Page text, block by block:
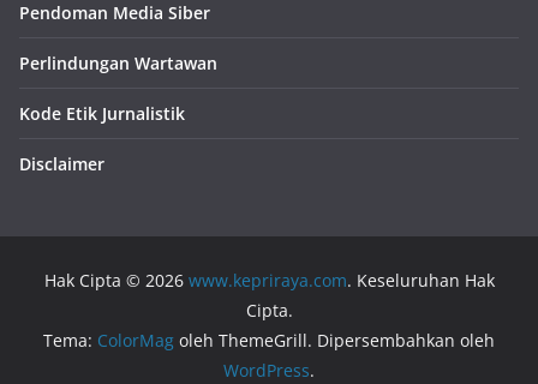
Pendoman Media Siber
Perlindungan Wartawan
Kode Etik Jurnalistik
Disclaimer
Hak Cipta © 2026 www.kepriraya.com. Keseluruhan Hak
Cipta.
Tema: ColorMag oleh ThemeGrill. Dipersembahkan oleh
WordPress.